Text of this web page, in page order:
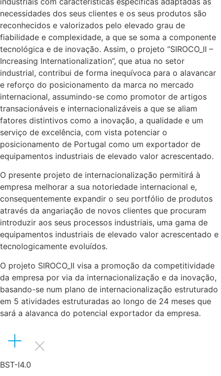
necessidades dos seus clientes e os seus produtos são
reconhecidos e valorizados pelo elevado grau de
fiabilidade e complexidade, a que se soma a componente
tecnológica e de inovação. Assim, o projeto “SIROCO_II –
Increasing Internationalization”, que atua no setor
industrial, contribui de forma inequívoca para o alavancar
e reforço do posicionamento da marca no mercado
internacional, assumindo-se como promotor de artigos
transacionáveis e internacionalizáveis a que se aliam
fatores distintivos como a inovação, a qualidade e um
serviço de excelência, com vista potenciar o
posicionamento de Portugal como um exportador de
equipamentos industriais de elevado valor acrescentado.
O presente projeto de internacionalização permitirá à
empresa melhorar a sua notoriedade internacional e,
consequentemente expandir o seu portfólio de produtos
através da angariação de novos clientes que procuram
introduzir aos seus processos industriais, uma gama de
equipamentos industriais de elevado valor acrescentado e
tecnologicamente evoluídos.
O projeto SIROCO_II visa a promoção da competitividade
da empresa por via da internacionalização e da inovação,
basando-se num plano de internacionalização estruturado
em 5 atividades estruturadas ao longo de 24 meses que
sará a alavanca do potencial exportador da empresa.
BST-I4.0